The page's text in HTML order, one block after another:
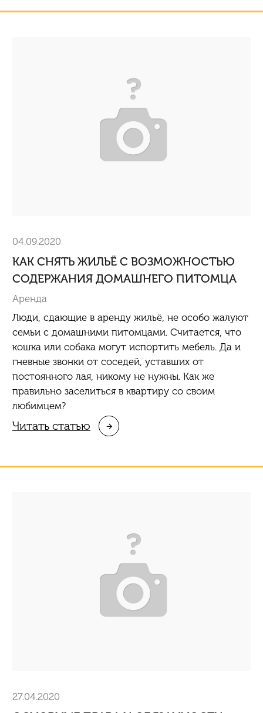
04.09.2020
КАК СНЯТЬ ЖИЛЬЁ С ВОЗМОЖНОСТЬЮ
СОДЕРЖАНИЯ ДОМАШНЕГО ПИТОМЦА
Аренда
Люди, сдающие в аренду жильё, не особо жалуют
семьи с домашними питомцами. Считается, что
кошка или собака могут испортить мебель. Да и
гневные звонки от соседей, уставших от
постоянного лая, никому не нужны. Как же
правильно заселиться в квартиру со своим
любимцем?
Читать статью
27.04.2020